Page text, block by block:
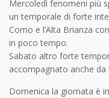
Mercoledì fenomeni più
un temporale di forte
Como e l’Alta Brianza
in poco tempo.
Sabato altro forte
accompagnato anche da
Domenica la giornata è